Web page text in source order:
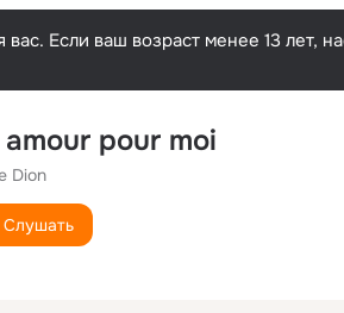
Если ваш возраст менее 13 лет,
pour moi
Dion
Слушать